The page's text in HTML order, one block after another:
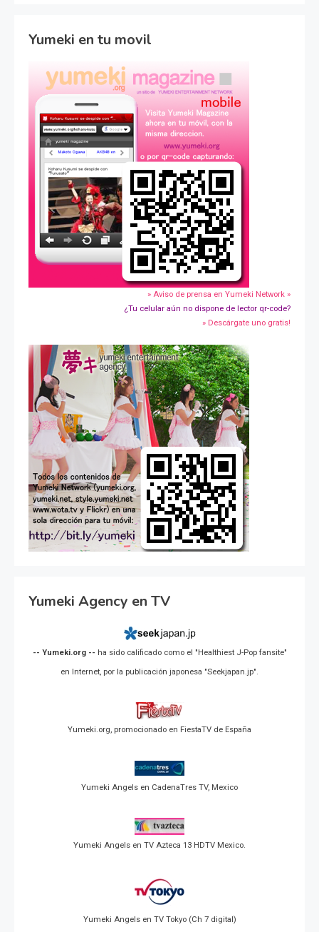
Yumeki en tu movil
» Aviso de prensa en Yumeki Network »
¿Tu celular aún no dispone de lector qr-code?
» Descárgate uno gratis!
Yumeki Agency en TV
-- Yumeki.org -- ha sido calificado como el "Healthiest J-Pop fansite"
en Internet, por la publicación japonesa "Seekjapan.jp".
Yumeki.org, promocionado en FiestaTV de España
Yumeki Angels en CadenaTres TV, Mexico
Yumeki Angels en TV Azteca 13 HDTV Mexico.
Yumeki Angels en TV Tokyo (Ch 7 digital)